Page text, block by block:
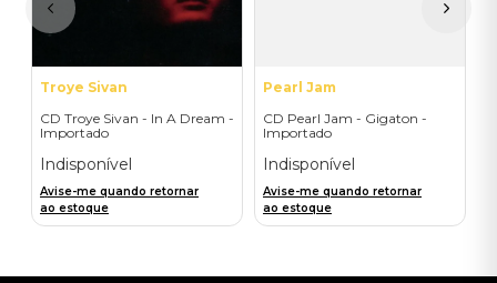
Troye Sivan
CD Troye Sivan - In A Dream -
Importado
Indisponível
Avise-me quando retornar
ao estoque
Pearl Jam
CD Pearl Jam - Gigaton -
Importado
Indisponível
Avise-me quando retornar
ao estoque